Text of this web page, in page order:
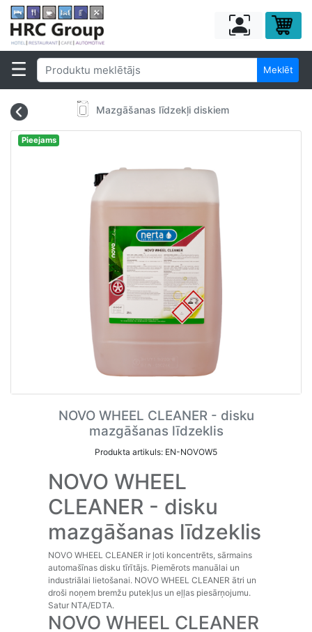
Meklēt
Mazgāšanas līdzekļi diskiem
Pieejams
NOVO WHEEL CLEANER - disku
mazgāšanas līdzeklis
Produkta artikuls: EN-NOVOW5
NOVO WHEEL
CLEANER - disku
mazgāšanas līdzeklis
NOVO WHEEL CLEANER ir ļoti koncentrēts, sārmains
automašīnas disku tīrītājs. Piemērots manuālai un
industriālai lietošanai. NOVO WHEEL CLEANER ātri un
droši noņem bremžu putekļus un eļļas piesārņojumu.
Satur NTA/EDTA.
NOVO WHEEL CLEANER